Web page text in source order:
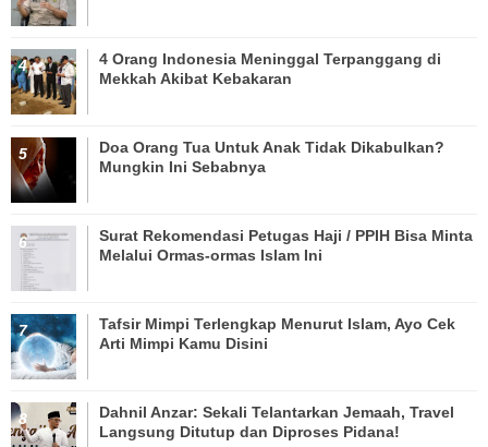
4 Orang Indonesia Meninggal Terpanggang di
Mekkah Akibat Kebakaran
Doa Orang Tua Untuk Anak Tidak Dikabulkan?
Mungkin Ini Sebabnya
Surat Rekomendasi Petugas Haji / PPIH Bisa Minta
Melalui Ormas-ormas Islam Ini
Tafsir Mimpi Terlengkap Menurut Islam, Ayo Cek
Arti Mimpi Kamu Disini
Dahnil Anzar: Sekali Telantarkan Jemaah, Travel
Langsung Ditutup dan Diproses Pidana!